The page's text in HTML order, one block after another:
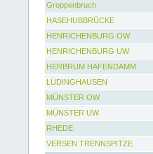
Groppenbruch
HASEHUBBRÜCKE
HENRICHENBURG OW
HENRICHENBURG UW
HERBRUM HAFENDAMM
LÜDINGHAUSEN
MÜNSTER OW
MÜNSTER UW
RHEDE
VERSEN TRENNSPITZE